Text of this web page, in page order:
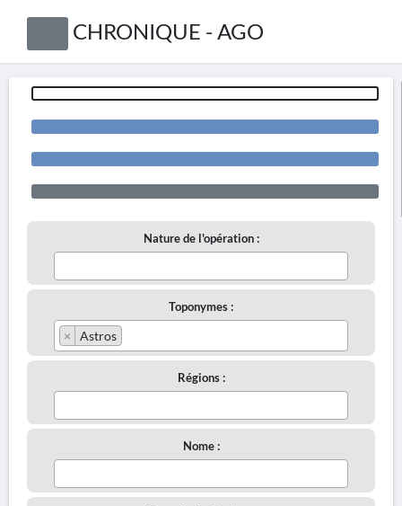
CHRONIQUE - AGO
Nature de l'opération :
Toponymes :
× Astros
Régions :
Nome :